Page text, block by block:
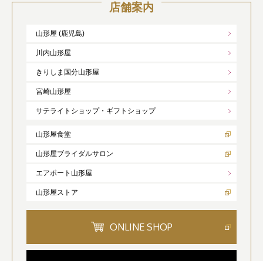
店舗案内
山形屋 (鹿児島)
川内山形屋
きりしま国分山形屋
宮崎山形屋
サテライトショップ・ギフトショップ
山形屋食堂
山形屋ブライダルサロン
エアポート山形屋
山形屋ストア
ONLINE SHOP